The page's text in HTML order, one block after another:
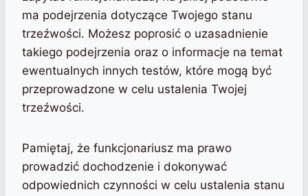
ma podejrzenia dotyczące Twojego stanu
trzeźwości. Możesz poprosić o uzasadnienie
takiego podejrzenia oraz o informacje na temat
ewentualnych innych testów, które mogą być
przeprowadzone w celu ustalenia Twojej
trzeźwości.
Pamiętaj, że funkcjonariusz ma prawo
prowadzić dochodzenie i dokonywać
odpowiednich czynności w celu ustalenia stanu